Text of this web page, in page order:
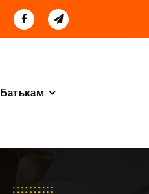
Батькам